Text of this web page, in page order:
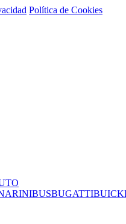
Política de Cookies
BUGATTIBUICK